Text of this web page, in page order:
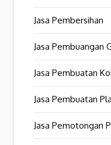
Jasa Pembersihan
Jasa Pembuangan
Jasa Pembuatan
Jasa Pembuatan
Jasa Pemotongan